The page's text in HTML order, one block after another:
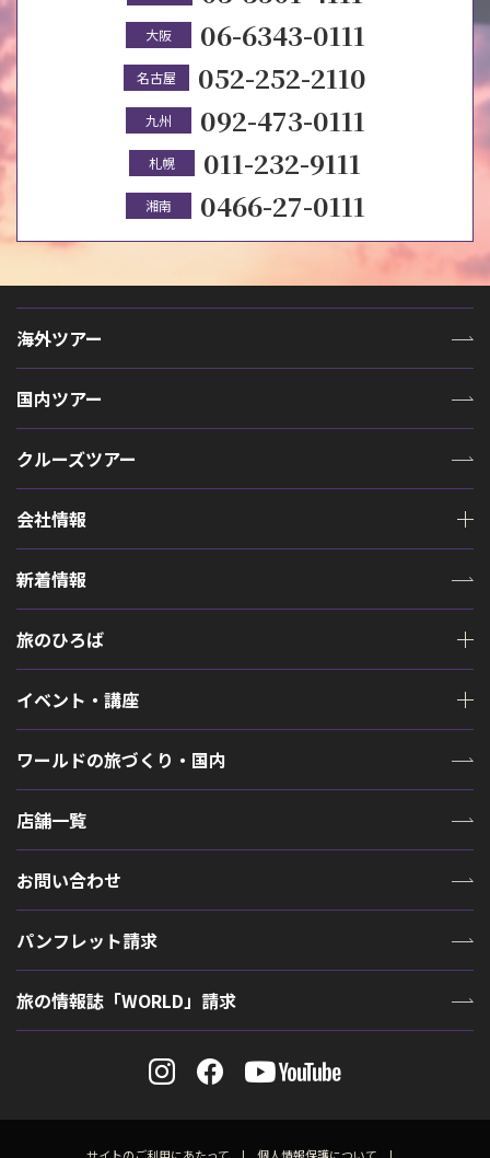
大阪 06-6343-0111
名古屋 052-252-2110
九州 092-473-0111
札幌 011-232-9111
湘南 0466-27-0111
海外ツアー
国内ツアー
クルーズツアー
会社情報
新着情報
旅のひろば
イベント・講座
ワールドの旅づくり・国内
店舗一覧
お問い合わせ
パンフレット請求
旅の情報誌「WORLD」請求
サイトのご利用にあたって 個人情報保護について